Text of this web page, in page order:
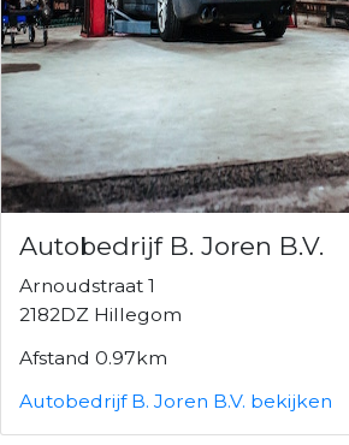
Autobedrijf B. Joren B.V.
Arnoudstraat 1
2182DZ Hillegom
Afstand 0.97km
Autobedrijf B. Joren B.V. bekijken